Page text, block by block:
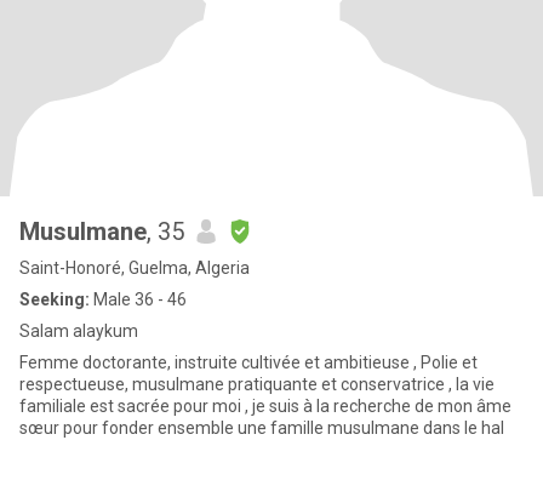
Musulmane, 35
Saint-Honoré, Guelma, Algeria
Seeking: Male 36 - 46
Salam alaykum
Femme doctorante, instruite cultivée et ambitieuse , Polie et
respectueuse, musulmane pratiquante et conservatrice , la vie
familiale est sacrée pour moi , je suis à la recherche de mon âme
sœur pour fonder ensemble une famille musulmane dans le hal